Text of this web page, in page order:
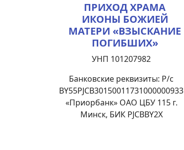
ПРИХОД ХРАМА
ИКОНЫ БОЖИЕЙ
МАТЕРИ «ВЗЫСКАНИЕ
ПОГИБШИХ»
УНП 101207982
Банковские реквизиты: Р/с
BY55PJCB30150011731000000933
«Приорбанк» ОАО ЦБУ 115 г.
Минск, БИК PJCBBY2X